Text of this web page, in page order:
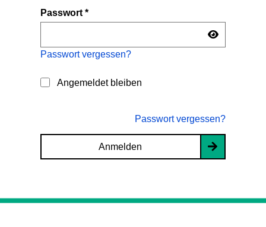
Passwort*
Passwort vergessen?
Angemeldet bleiben
Passwort vergessen?
Anmelden